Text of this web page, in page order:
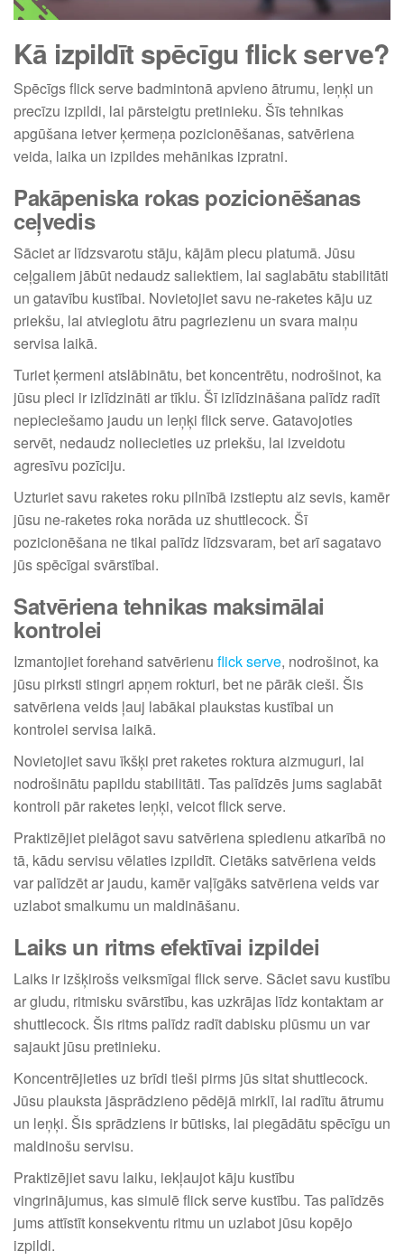
Kā izpildīt spēcīgu flick serve?
Spēcīgs flick serve badmintonā apvieno ātrumu, leņķi un
precīzu izpildi, lai pārsteigtu pretinieku. Šīs tehnikas
apgūšana ietver ķermeņa pozicionēšanas, satvēriena
veida, laika un izpildes mehānikas izpratni.
Pakāpeniska rokas pozicionēšanas
ceļvedis
Sāciet ar līdzsvarotu stāju, kājām plecu platumā. Jūsu
ceļgaliem jābūt nedaudz saliektiem, lai saglabātu stabilitāti
un gatavību kustībai. Novietojiet savu ne-raketes kāju uz
priekšu, lai atvieglotu ātru pagriezienu un svara maiņu
servisa laikā.
Turiet ķermeni atslābinātu, bet koncentrētu, nodrošinot, ka
jūsu pleci ir izlīdzināti ar tīklu. Šī izlīdzināšana palīdz radīt
nepieciešamo jaudu un leņķi flick serve. Gatavojoties
servēt, nedaudz noliecieties uz priekšu, lai izveidotu
agresīvu pozīciju.
Uzturiet savu raketes roku pilnībā izstieptu aiz sevis, kamēr
jūsu ne-raketes roka norāda uz shuttlecock. Šī
pozicionēšana ne tikai palīdz līdzsvaram, bet arī sagatavo
jūs spēcīgai svārstībai.
Satvēriena tehnikas maksimālai
kontrolei
Izmantojiet forehand satvērienu flick serve, nodrošinot, ka
jūsu pirksti stingri apņem rokturi, bet ne pārāk cieši. Šis
satvēriena veids ļauj labākai plaukstas kustībai un
kontrolei servisa laikā.
Novietojiet savu īkšķi pret raketes roktura aizmuguri, lai
nodrošinātu papildu stabilitāti. Tas palīdzēs jums saglabāt
kontroli pār raketes leņķi, veicot flick serve.
Praktizējiet pielāgot savu satvēriena spiedienu atkarībā no
tā, kādu servisu vēlaties izpildīt. Cietāks satvēriena veids
var palīdzēt ar jaudu, kamēr vaļīgāks satvēriena veids var
uzlabot smalkumu un maldināšanu.
Laiks un ritms efektīvai izpildei
Laiks ir izšķirošs veiksmīgai flick serve. Sāciet savu kustību
ar gludu, ritmisku svārstību, kas uzkrājas līdz kontaktam ar
shuttlecock. Šis ritms palīdz radīt dabisku plūsmu un var
sajaukt jūsu pretinieku.
Koncentrējieties uz brīdi tieši pirms jūs sitat shuttlecock.
Jūsu plauksta jāsprādzieno pēdējā mirklī, lai radītu ātrumu
un leņķi. Šis sprādziens ir būtisks, lai piegādātu spēcīgu un
maldinošu servisu.
Praktizējiet savu laiku, iekļaujot kāju kustību
vingrinājumus, kas simulē flick serve kustību. Tas palīdzēs
jums attīstīt konsekventu ritmu un uzlabot jūsu kopējo
izpildi.